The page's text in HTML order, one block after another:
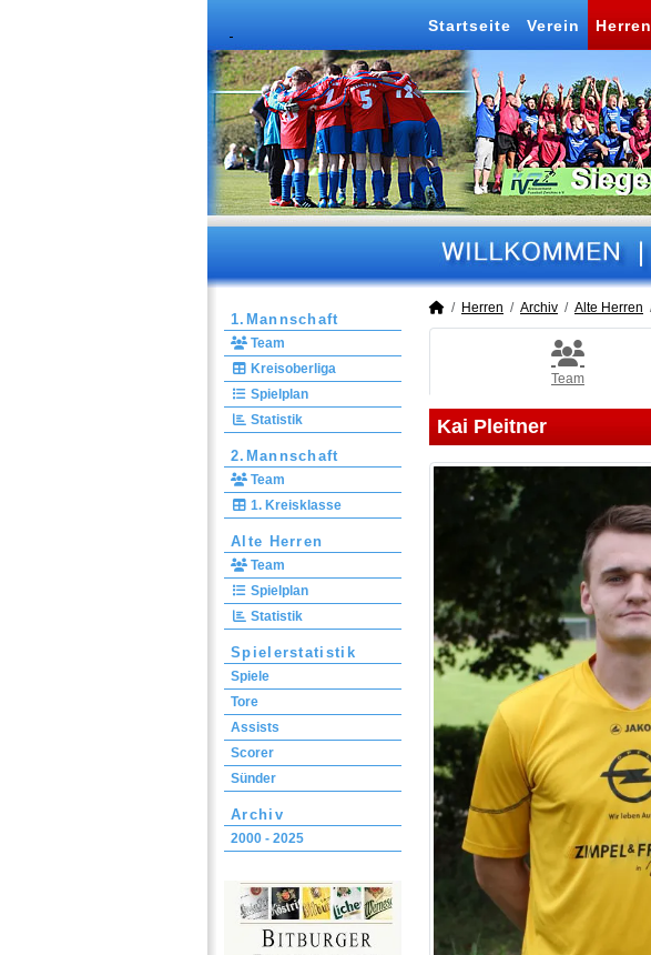
Startseite Verein Herren
1.Mannschaft
Team
Kreisoberliga
Spielplan
Statistik
2.Mannschaft
Team
1. Kreisklasse
Alte Herren
Team
Spielplan
Statistik
Spielerstatistik
Spiele
Tore
Assists
Scorer
Sünder
Archiv
2000 - 2025
Herren Archiv Alte Herren
Team
Kai Pleitner